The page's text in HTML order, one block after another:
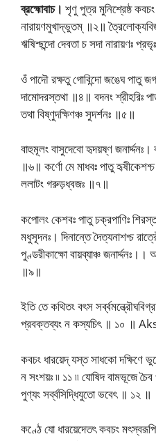
ব্রহ্মোবাচ। শৃণু পুত্র মুনিশ্রেষ্ঠ কবচং
নারায়ণমুখাদ্ভুতম্ ॥২॥
ঋষিশ্ছন্দো দেবতা চ সদা নারায়ণঃ
ওঁ পাদৌ রক্ষতু গোবিন্দো জঙেঘ পাতু
দামোদরস্তথা ॥৪॥ বদনং শ্রীহরিঃ
তথা বিষ্ণুদক্ষিণঞ্চ সুদর্শনঃ ॥৫॥
বাহুমূলং বাসুদেবো হৃদয়ষ্ণ
॥৬॥ কর্ণো মে মাধবঃ পাতু
ললাটং গরুড়ধ্বজঃ ॥৭॥
কপোলং কেশবঃ পাতু চক্রপাণিঃ
মধুসূদনঃ। দিনান্তে দৈত্যনাশশ্চ
পুণ্ডরীকাক্ষো বায়ব্যাঞ্চ
॥৯॥
ইতি তে কথিতং বৎস
প্রবক্তব্যং ন কস্যচিৎ ॥ ১০ ॥
কবচং ধারয়েদ্ যস্ত সাধকো দক্ষিণে
ন সংশয়ঃ ৷৷ ১১ ৷৷ যোষিদ বামভূজে
পুণ্যং সর্ব্বসিদ্ধিযুতো ভবেৎ ॥ ১২ ॥
কণ্ঠে যো ধারয়েদেতৎ কবচং